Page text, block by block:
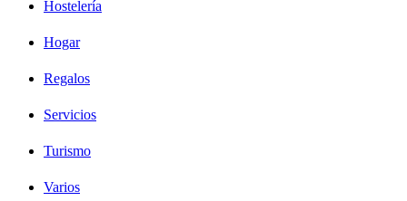
Hostelería
Hogar
Regalos
Servicios
Turismo
Varios